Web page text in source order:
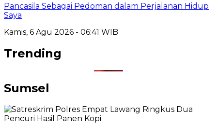
Pancasila Sebagai Pedoman dalam Perjalanan Hidup
Saya
Kamis, 6 Agu 2026 - 06:41 WIB
Trending
Sumsel